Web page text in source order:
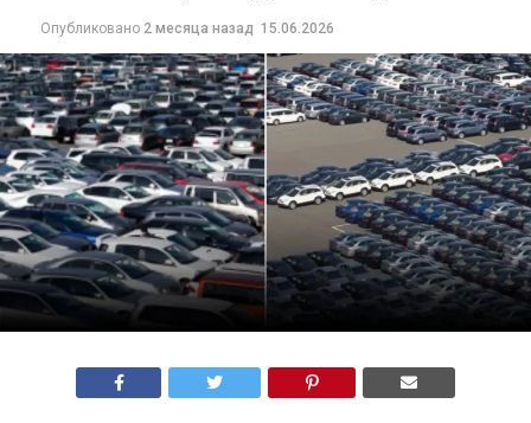
Опубликовано 2 месяца назад 15.06.2026